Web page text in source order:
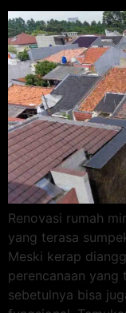
Renovasi rumah
yang terasa
Meski kerap
perencanaan yang
sebetulnya bisa